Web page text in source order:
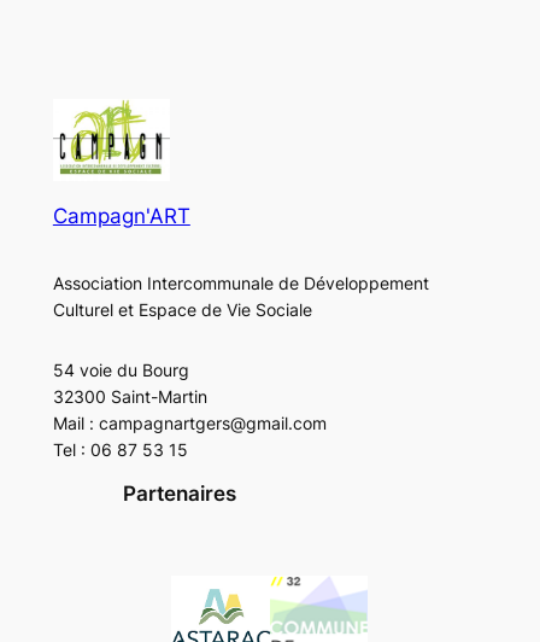
Campagn'ART
Association Intercommunale de Développement
Culturel et Espace de Vie Sociale
54 voie du Bourg
32300 Saint-Martin
Mail : campagnartgers@gmail.com
Tel : 06 87 53 15
Partenaires